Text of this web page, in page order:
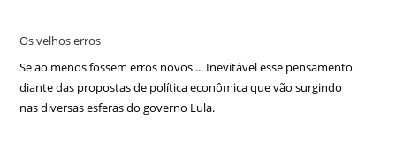
Os velhos erros
Se ao menos fossem erros novos ... Inevitável esse pensamento
diante das propostas de política econômica que vão surgindo
nas diversas esferas do governo Lula.